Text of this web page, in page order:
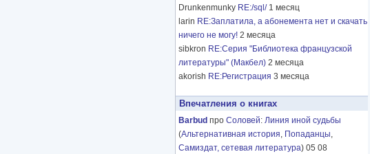
Drunkenmunky RE:/sql/ 1 месяц
larin RE:Заплатила, а абонемента нет и скачать
ничего не могу! 2 месяца
sibkron RE:Серия "Библиотека французской
литературы" (Макбел) 2 месяца
akorish RE:Регистрация 3 месяца
Впечатления о книгах
Barbud про Соловей: Линия иной судьбы
(Альтернативная история, Попаданцы,
Самиздат, сетевая литература) 05 08